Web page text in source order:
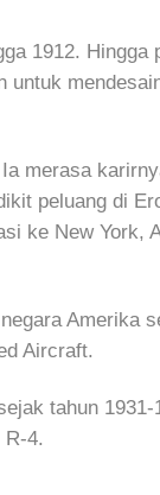
1912. Hingga
untuk
merasa
peluang di
ke New York,
Amerika
Aircraft.
tahun 1931-
4.